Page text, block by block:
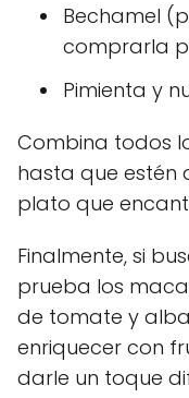
Bechamel
comprarla
Pimienta y
Combina todos
hasta que estén
plato que
Finalmente, si
prueba los
de tomate y
enriquecer con
darle un toque